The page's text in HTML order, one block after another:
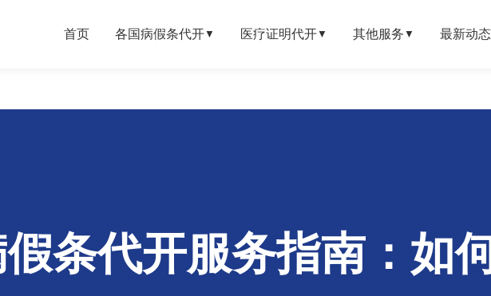
首页 各国病假条代开▼ 医疗证明代开▼ 其他服务 ▼ 最新动态
条代开服务指南：如